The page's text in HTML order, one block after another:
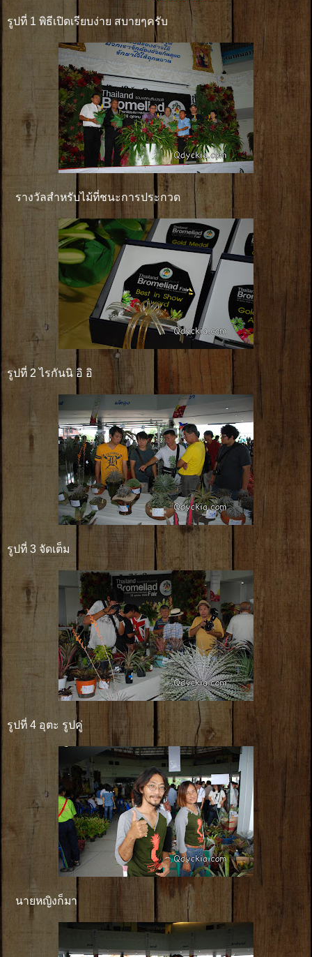
รูปที่ 1 พิธีเปิดเรียบง่าย สบายๆครับ
รางวัลสำหรับไม้ที่ชนะการประกวด
รูปที่ 2 ไรกันนิ อิ อิ
รูปที่ 3 จัดเต็ม
รูปที่ 4 อุตะ รูปคู่
นายหญิงก็มา